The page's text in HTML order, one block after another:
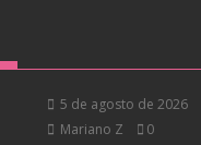
5 de agosto de 2026
Mariano Z
0